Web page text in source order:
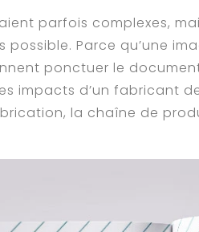
parfois complexes,
possible. Parce qu’une
ponctuer le
impacts d’un fabricant
la chaîne de